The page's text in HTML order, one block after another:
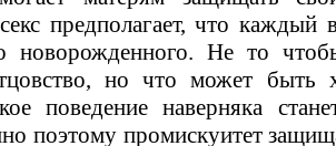
предполагает, что
новорожденного. Не то
но что может быть
поведение наверняка
поэтому промискуитет